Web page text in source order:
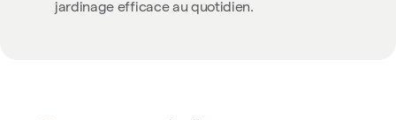
jardinage efficace au quotidien.